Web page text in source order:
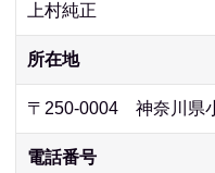
上村純正
所在地
〒250-0004 神奈川県
電話番号